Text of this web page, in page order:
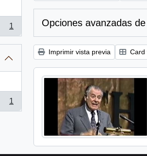
1
1
Opciones avanzadas
Imprimir vista previa Card